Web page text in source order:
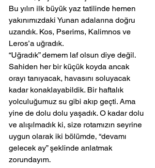
Bu yılın ilk büyük yaz tatilinde hemen
yakınımızdaki Yunan adalarına doğru
uzandık. Kos, Pserims, Kalimnos ve
Leros’a uğradık.
“Uğradık” demem laf olsun diye değil.
Sahiden her bir küçük koyda ancak
orayı tanıyacak, havasını soluyacak
kadar konaklayabildik. Bir haftalık
yolculuğumuz su gibi akıp geçti. Ama
yine de dolu dolu yaşadık. O kadar dolu
ve alışılmadık ki, size rotamızın seyrine
uygun olarak iki bölümde, “devamı
gelecek ay” şeklinde anlatmak
zorundayım.